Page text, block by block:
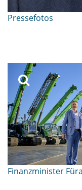
Pressefotos
Finanzminister